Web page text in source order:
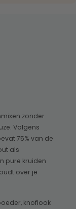
zonder
Volgens
75% van de
als
pure kruiden
over je
knoflook